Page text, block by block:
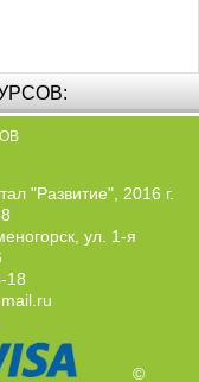
"Развитие", 2016 г.
ул. 1-я
18
©